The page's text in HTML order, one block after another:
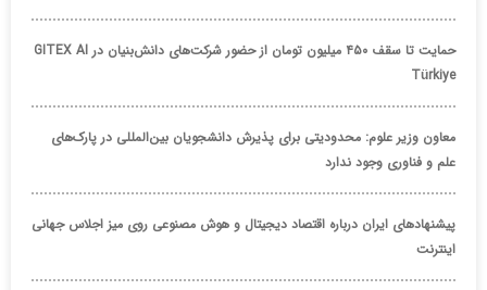
حمایت تا سقف ۴۵۰ میلیون تومان از حضور شرکت‌های دانش‌بنیان در GITEX AI
Türkiye
معاون وزیر علوم: محدودیتی برای پذیرش دانشجویان بین‌المللی در پارک‌های
علم و فناوری وجود ندارد
پیشنهادهای ایران درباره اقتصاد دیجیتال و هوش مصنوعی روی میز اجلاس جهانی
اینترنت